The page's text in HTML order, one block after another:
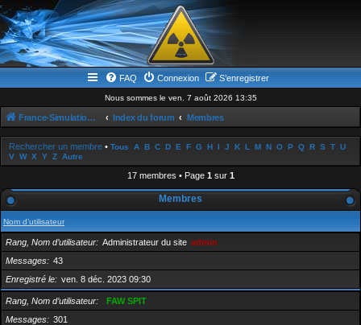
FAQ Connexion S’enregistrer
Nous sommes le ven. 7 août 2026 13:35
France-Simulation / Simulation-france-magazine.com Index du forum Membres
Rechercher un membre • Tous A B C D E F G H I J K L M N O P Q R S T U
V W X Y Z Autre
17 membres • Page 1 sur 1
Membres
Nom d’utilisateur
Rang, Nom d’utilisateur Administrateur du site admin
Messages
43
Enregistré le
ven. 8 déc. 2023 09:30
Rang, Nom d’utilisateur
FAW SPIT
Messages
301